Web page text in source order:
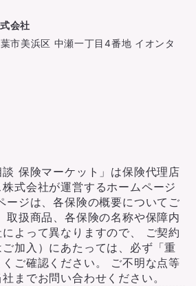
会社
市美浜区 中瀬一丁目4番地 イオンタ
談 保険マーケット」は保険代理店
式会社が運営するホームページ
ージは、各保険の概要についてご
取扱商品、各保険の名称や保障内
よって異なりますので、 ご契約
ご加入）にあたっては、必ず「重
ご確認ください。 ご不明な点等
までお問い合わせください。